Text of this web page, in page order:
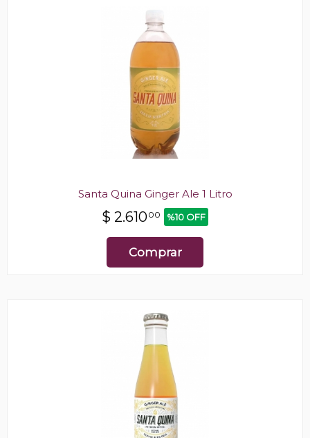
Santa Quina Ginger Ale 1 Litro
$ 2.61000 %10 OFF
Comprar